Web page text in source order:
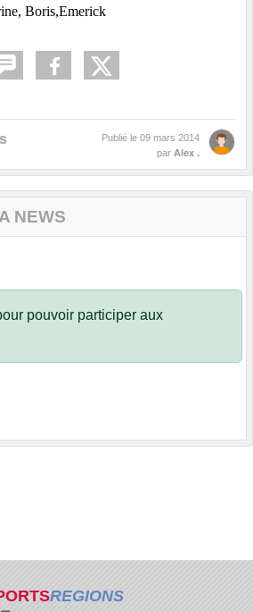
Boris,Emerick
Publié le 09 mars 2014
par Alex .
NEWS
pouvoir participer aux
REGIONS